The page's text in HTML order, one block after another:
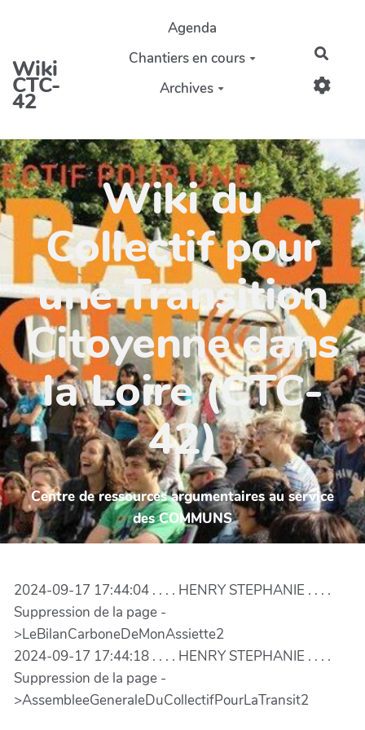
Aller au contenu principal
Wiki
CTC-
42
Agenda
Chantiers en cours
Archives
Wiki du
Collectif pour
une Transition
Citoyenne dans
la Loire (CTC-
42)
Centre de ressources argumentaires au service
des COMMUNS
2024-09-17 17:44:04 . . . . HENRY STEPHANIE . . . .
Suppression de la page -
>LeBilanCarboneDeMonAssiette2
2024-09-17 17:44:18 . . . . HENRY STEPHANIE . . . .
Suppression de la page -
>AssembleeGeneraleDuCollectifPourLaTransit2